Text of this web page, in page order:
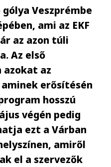
Veszprémbe
ami az EKF
az azon túli
Az első
azokat az
erősítésén
hosszú
végén pedig
ezt a Várban
amiről
el a szervezők